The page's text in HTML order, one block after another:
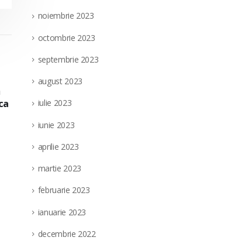
28
pentru ocuparea unui post vacant de
(punct de lucru: localitatea Targu Jiu,
Societatea Filiala de Întreţinere şi Servicii
read more
noiembrie 2023
octombrie 2023
septembrie 2023
august 2023
iulie 2023
iunie 2023
aprilie 2023
martie 2023
februarie 2023
ianuarie 2023
decembrie 2022